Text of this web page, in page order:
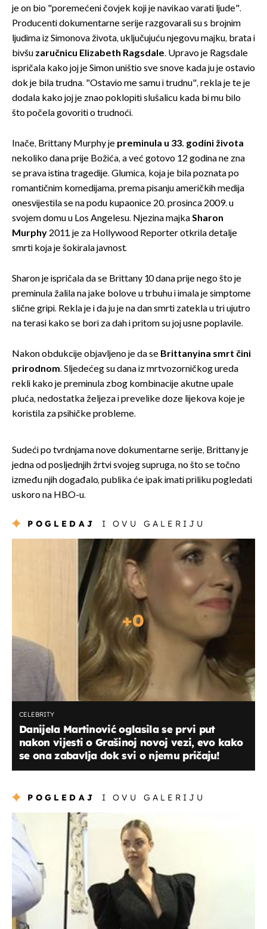
je on bio "poremećeni čovjek koji je navikao varati ljude".
Producenti dokumentarne serije razgovarali su s brojnim
ljudima iz Simonova života, uključujuću njegovu majku, brata i
bivšu zaručnicu Elizabeth Ragsdale. Upravo je Ragsdale
ispričala kako joj je Simon uništio sve snove kada ju je ostavio
dok je bila trudna. "Ostavio me samu i trudnu", rekla je te je
dodala kako joj je znao poklopiti slušalicu kada bi mu bilo
što počela govoriti o trudnoći.
Inače, Brittany Murphy je preminula u 33. godini života
nekoliko dana prije Božića, a već gotovo 12 godina ne zna
se prava istina tragedije. Glumica, koja je bila poznata po
romantičnim komedijama, prema pisanju američkih medija
onesvijestila se na podu kupaonice 20. prosinca 2009. u
svojem domu u Los Angelesu. Njezina majkaSharon
Murphy2011. je za Hollywood Reporter otkrila detalje
smrti koja je šokirala javnost.
Sharon je ispričala da se Brittany 10 dana prije nego što je
preminula žalila na jake bolove u trbuhu i imala je simptome
slične gripi. Rekla je i da ju je na dan smrti zatekla u tri ujutro
na terasi kako se bori za dah i pritom su joj usne poplavile.
Nakon obdukcije objavljeno je da se Brittanyina smrt čini
prirodnom. Sljedećeg su dana iz mrtvozorničkog ureda
rekli kako je preminula zbog kombinacije akutne upale
pluća, nedostatka željeza i prevelike doze lijekova koje je
koristila za psihičke probleme.
Sudeći po tvrdnjama nove dokumentarne serije, Brittany je
jedna od posljednjih žrtvi svojeg supruga, no što se točno
između njih događalo, publika će ipak imati priliku pogledati
uskoro na HBO-u.
POGLEDAJ I OVU GALERIJU
+0
CELEBRITY
Danijela Martinović oglasila se prvi put
nakon vijesti o Grašinoj novoj vezi, evo kako
se ona zabavlja dok svi o njemu pričaju!
POGLEDAJ I OVU GALERIJU